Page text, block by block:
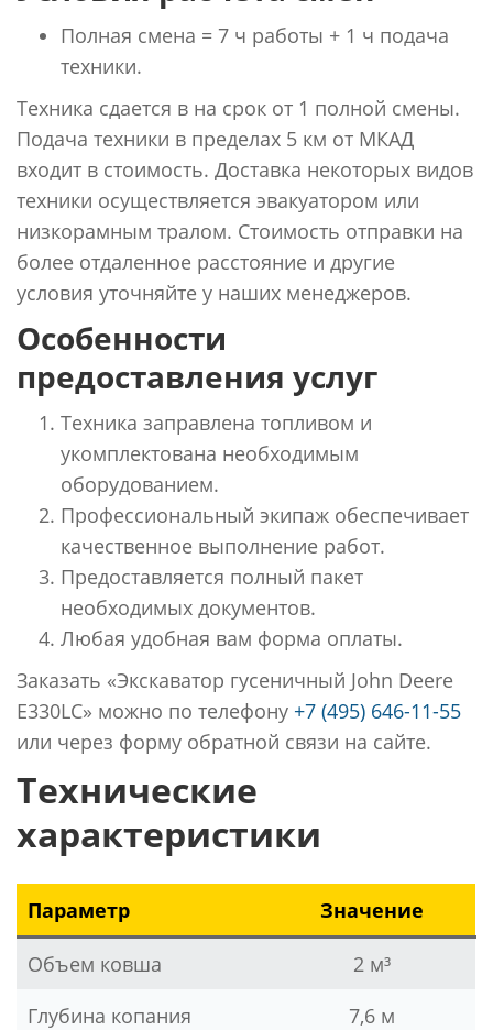
Полная смена = 7 ч работы + 1 ч подача
техники.
Техника сдается в на срок от 1 полной смены.
Подача техники в пределах 5 км от МКАД
входит в стоимость. Доставка некоторых видов
техники осуществляется эвакуатором или
низкорамным тралом. Стоимость отправки на
более отдаленное расстояние и другие
условия уточняйте у наших менеджеров.
Особенности
предоставления услуг
Техника заправлена топливом и
укомплектована необходимым
оборудованием.
Профессиональный экипаж обеспечивает
качественное выполнение работ.
Предоставляется полный пакет
необходимых документов.
Любая удобная вам форма оплаты.
Заказать «Экскаватор гусеничный John Deere
E330LC» можно по телефону +7 (495) 646-11-55
или через форму обратной связи на сайте.
Технические
характеристики
Параметр Значение
Объем ковша
2 м³
Глубина копания
7,6 м